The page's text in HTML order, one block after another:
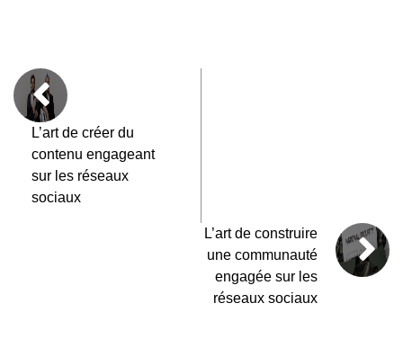
L’art de créer du
contenu engageant
sur les réseaux
sociaux
L’art de construire
une communauté
engagée sur les
réseaux sociaux